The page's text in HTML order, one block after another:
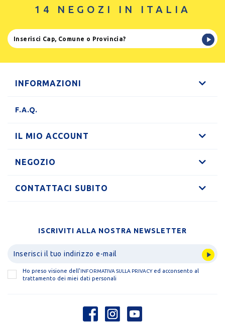
14 NEGOZI IN ITALIA
INFORMAZIONI
F.A.Q.
IL MIO ACCOUNT
NEGOZIO
CONTATTACI SUBITO
ISCRIVITI ALLA NOSTRA NEWSLETTER
Ho preso visione dell'INFORMATIVA SULLA PRIVACYed acconsento al
trattamento dei miei dati personali